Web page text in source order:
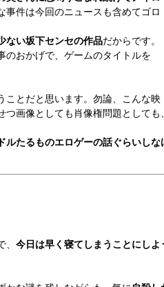
事件は今回のニュースも含めてゴロ
ない坂下センセの作品だからです。
のおかげで、ゲームのタイトルを
ことだと思います。勿論、こんな映
画像としても肖像権問題として
ルたるものエロゲーの話ぐらいしな
今日は早く寝てしまうことにしよ